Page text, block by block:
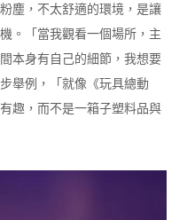
塵，不太舒適的環境，是讓
。「當我觀看一個場所，主
本身有自己的細節，我想要
舉例，「就像《玩具總動
趣，而不是一箱子塑料品與